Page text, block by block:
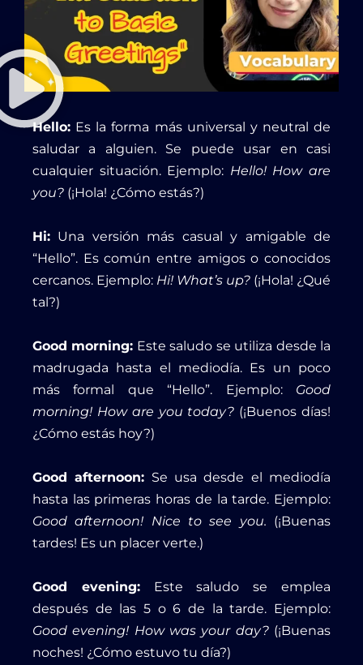
Hello: Es la forma más universal y neutral de
saludar a alguien. Se puede usar en casi
cualquier situación. Ejemplo: Hello! How are
you? (¡Hola! ¿Cómo estás?)
Hi: Una versión más casual y amigable de
“Hello”. Es común entre amigos o conocidos
cercanos. Ejemplo: Hi! What’s up? (¡Hola! ¿Qué
tal?)
Good morning: Este saludo se utiliza desde la
madrugada hasta el mediodía. Es un poco
más formal que “Hello”. Ejemplo: Good
morning! How are you today? (¡Buenos días!
¿Cómo estás hoy?)
Good afternoon: Se usa desde el mediodía
hasta las primeras horas de la tarde. Ejemplo:
Good afternoon! Nice to see you. (¡Buenas
tardes! Es un placer verte.)
Good evening:Este saludo se emplea
después de las 5 o 6 de la tarde. Ejemplo:
Good evening! How was your day?(¡Buenas
noches! ¿Cómo estuvo tu día?)